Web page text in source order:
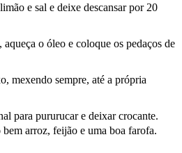
e sal e deixe descansar por 20
o óleo e coloque os pedaços de
mexendo sempre, até a própria
para pururucar e deixar crocante.
arroz, feijão e uma boa farofa.